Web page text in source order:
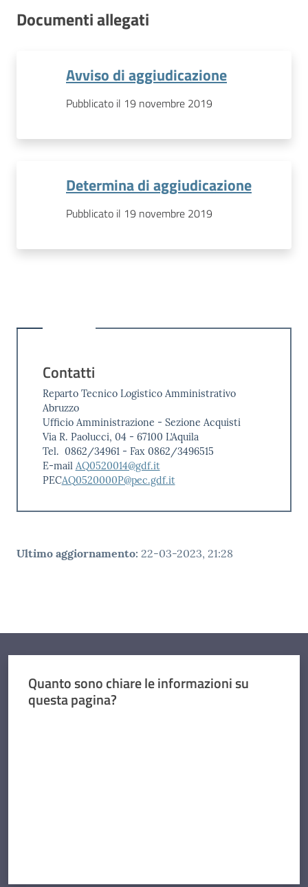
Documenti allegati
Avviso di aggiudicazione
Pubblicato il 19 novembre 2019
Determina di aggiudicazione
Pubblicato il 19 novembre 2019
Contatti
Reparto Tecnico Logistico Amministrativo
Abruzzo
Ufficio Amministrazione - Sezione Acquisti
Via R. Paolucci, 04 - 67100 L’Aquila
Tel. 0862/34961 - Fax 0862/3496515
E-mail AQ0520014@gdf.it
PECAQ0520000P@pec.gdf.it
Ultimo aggiornamento: 22-03-2023, 21:28
Quanto sono chiare le informazioni su
questa pagina?